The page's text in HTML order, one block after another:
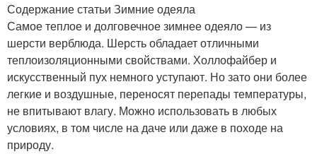
Содержание статьи Зимние одеяла
Самое теплое и долговечное зимнее одеяло — из
шерсти верблюда. Шерсть обладает отличными
теплоизоляционными свойствами. Холлофайбер и
искусственный пух немного уступают. Но зато они более
легкие и воздушные, переносят перепады температуры,
не впитывают влагу. Можно использовать в любых
условиях, в том числе на даче или даже в походе на
природу.